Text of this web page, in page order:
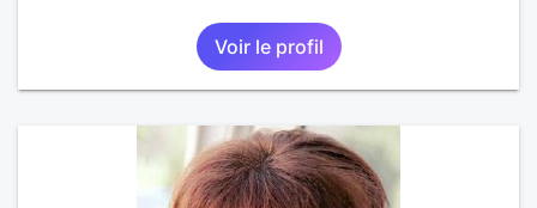
Voir le profil